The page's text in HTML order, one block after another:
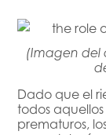
(Imagen del
Dado que el
todos
prematuros,